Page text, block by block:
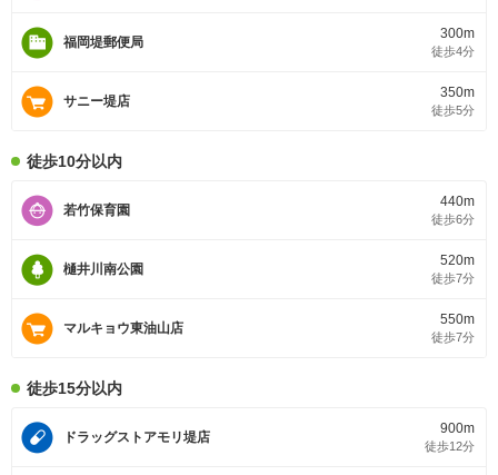
福岡堤郵便局
300m
徒歩4分
サニー堤店
350m
徒歩5分
徒歩10分以内
若竹保育園
440m
徒歩6分
樋井川南公園
520m
徒歩7分
マルキョウ東油山店
550m
徒歩7分
徒歩15分以内
ドラッグストアモリ堤店
900m
徒歩12分